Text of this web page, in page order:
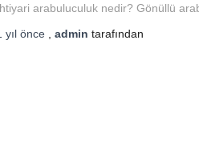
arabuluculuk nedir? Gönüllü
yılönce admin tarafından